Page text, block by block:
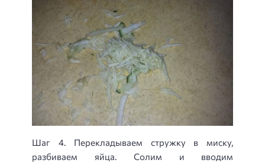
Шаг 4. Перекладываем стружку в миску,
разбиваем яйца. Солим и вводим